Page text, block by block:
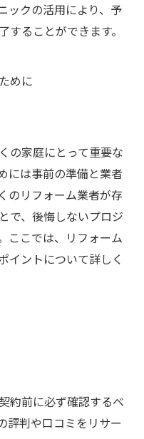
ックの活用により、予
ることができます。
めに
の家庭にとって重要な
には事前の準備と業者
のリフォーム業者が存
で、後悔しないプロジ
ここでは、リフォーム
イントについて詳しく
約前に必ず確認するべ
評判や口コミをリサー